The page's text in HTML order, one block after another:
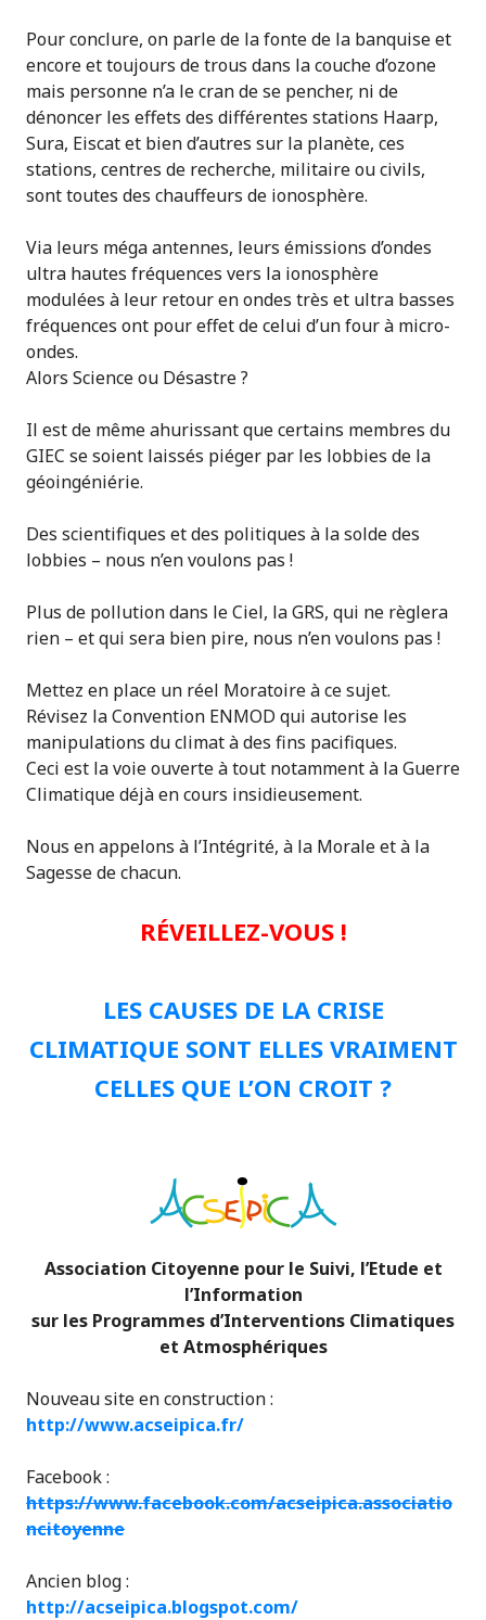
Pour conclure, on parle de la fonte de la banquise et
encore et toujours de trous dans la couche d’ozone
mais personne n’a le cran de se pencher, ni de
dénoncer les effets des différentes stations Haarp,
Sura, Eiscat et bien d’autres sur la planète, ces
stations, centres de recherche, militaire ou civils,
sont toutes des chauffeurs de ionosphère.
Via leurs méga antennes, leurs émissions d’ondes
ultra hautes fréquences vers la ionosphère
modulées à leur retour en ondes très et ultra basses
fréquences ont pour effet de celui d’un four à micro-
ondes.
Alors Science ou Désastre ?
Il est de même ahurissant que certains membres du
GIEC se soient laissés piéger par les lobbies de la
géoingéniérie.
Des scientifiques et des politiques à la solde des
lobbies – nous n’en voulons pas !
Plus de pollution dans le Ciel, la GRS, qui ne règlera
rien – et qui sera bien pire, nous n’en voulons pas !
Mettez en place un réel Moratoire à ce sujet.
Révisez la Convention ENMOD qui autorise les
manipulations du climat à des fins pacifiques.
Ceci est la voie ouverte à tout notamment à la Guerre
Climatique déjà en cours insidieusement.
Nous en appelons à l’Intégrité, à la Morale et à la
Sagesse de chacun.
RÉVEILLEZ-VOUS !
LES CAUSES DE LA CRISE
CLIMATIQUE SONT ELLES VRAIMENT
CELLES QUE L’ON CROIT ?
Association Citoyenne pour le Suivi, l’Etude et
l’Information
sur les Programmes d’Interventions Climatiques
et Atmosphériques
Nouveau site en construction :
http://www.acseipica.fr/
Facebook :
https://www.facebook.com/acseipica.associatio
ncitoyenne
Ancien blog :
http://acseipica.blogspot.com/